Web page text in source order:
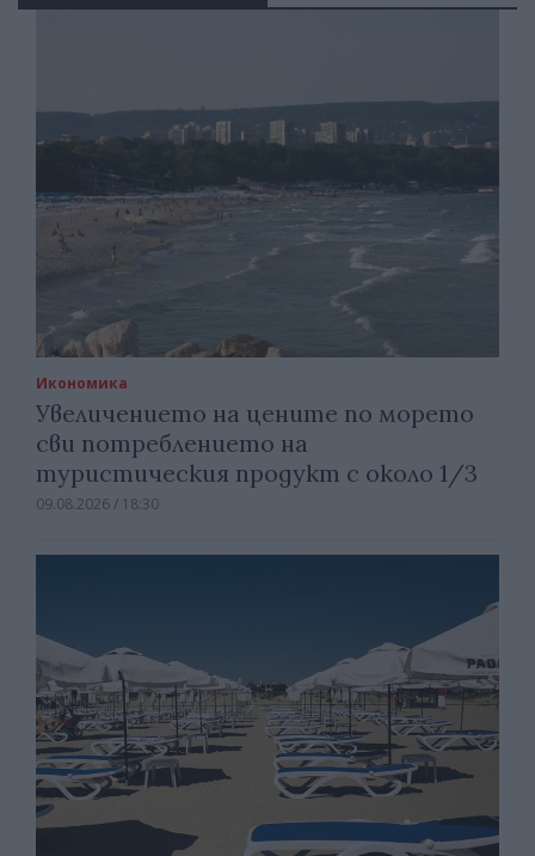
Икономика
Увеличението на цените по морето
сви потреблението на
туристическия продукт с около 1/3
09.08.2026 / 18:30